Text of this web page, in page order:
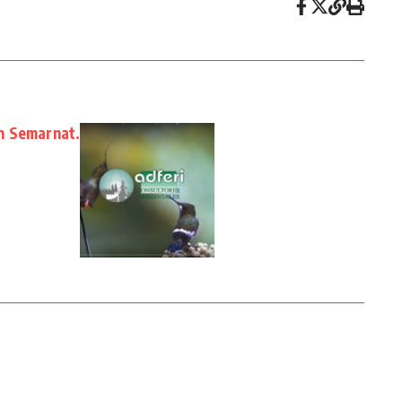
Semarnat.